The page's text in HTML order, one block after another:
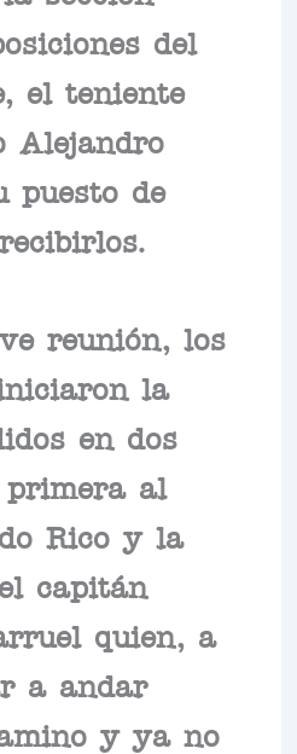
del
el teniente
Alejandro
puesto de
reunión, los
la
en dos
primera al
Rico y la
capitán
quien, a
a andar
y ya no